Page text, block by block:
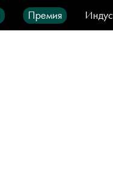
Премия
IT-продукты